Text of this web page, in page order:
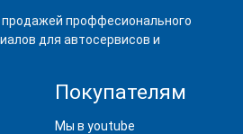
проффесионального
для автосервисов и
Покупателям
Мы в youtube